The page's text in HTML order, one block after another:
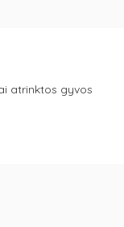
atrinktos gyvos